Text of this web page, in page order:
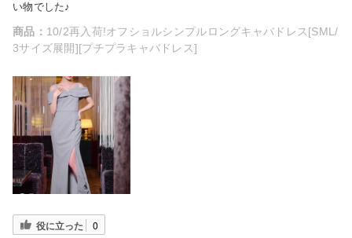
い物でした♪
商品： 10/2再入荷!オフショルシンプルロングキャバドレス[SML/
3サイズ展開][プチプラキャバドレス]
役に立った 0